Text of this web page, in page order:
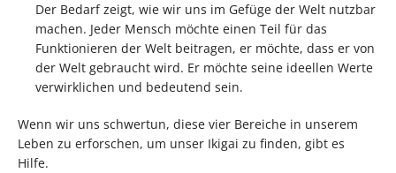
Der Bedarf zeigt, wie wir uns im Gefüge der Welt nutzbar
machen. Jeder Mensch möchte einen Teil für das
Funktionieren der Welt beitragen, er möchte, dass er von
der Welt gebraucht wird. Er möchte seine ideellen Werte
verwirklichen und bedeutend sein.
Wenn wir uns schwertun, diese vier Bereiche in unserem
Leben zu erforschen, um unser Ikigai zu finden, gibt es
Hilfe.